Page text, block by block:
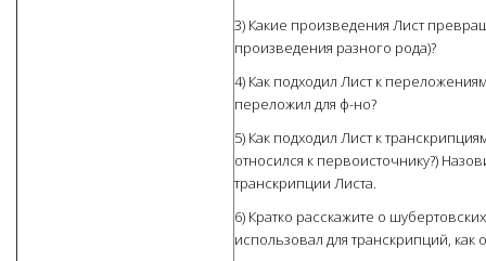
3) Какие произведения Лист
произведения разного рода)?
4) Как подходил Лист к
переложил для ф-но?
5) Как подходил Лист к
относился к первоисточнику?)
транскрипции Листа.
6) Кратко расскажите о
использовал для транскрипций, как